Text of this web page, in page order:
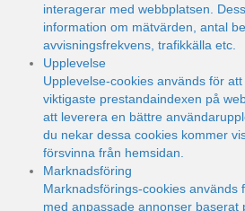
interagerar med webbplatsen.
information om mätvärden, antal
avvisningsfrekvens, trafikkälla etc.
Upplevelse
Upplevelse-cookies används för
viktigaste prestandaindexen på
att leverera en bättre
du nekar dessa cookies kommer
försvinna från hemsidan.
Marknadsföring
Marknadsförings-cookies används
med anpassade annonser baserat